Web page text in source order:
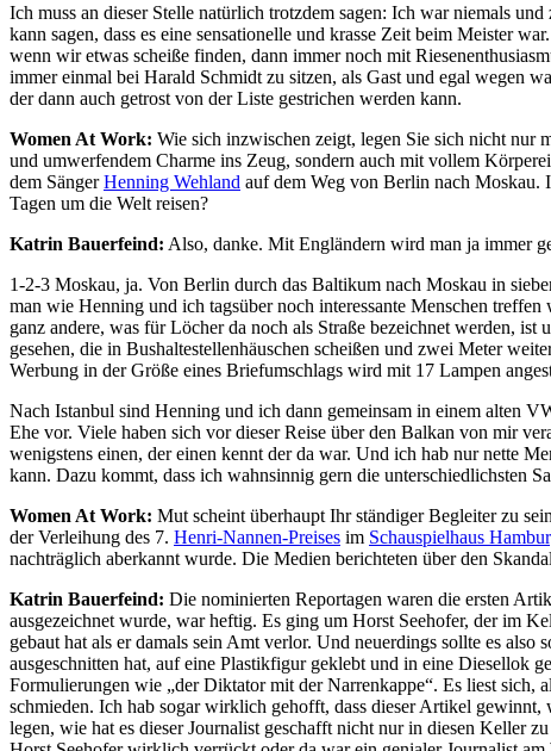
Ich muss an dieser Stelle natürlich trotzdem sagen: Ich war niemals
kann sagen, dass es eine sensationelle und krasse Zeit beim Meister
wenn wir etwas scheiße finden, dann immer noch mit
immer einmal bei Harald Schmidt zu sitzen, als Gast und egal wegen
der dann auch getrost von der Liste gestrichen werden kann.
Women At Work: Wie sich inzwischen zeigt, legen Sie sich nicht nur
und umwerfendem Charme ins Zeug, sondern auch mit vollem
dem SängerHenning Wehland auf dem Weg von Berlin nach Moskau.
Tagen um die Welt reisen?
Katrin Bauerfeind: Also, danke. Mit Engländern wird man ja immer
1-2-3 Moskau, ja. Von Berlin durch das Baltikum nach Moskau in
man wie Henning und ich tagsüber noch interessante Menschen
ganz andere, was für Löcher da noch als Straße bezeichnet werden,
gesehen, die in Bushaltestellenhäuschen scheißen und zwei Meter
Werbung in der Größe eines Briefumschlags wird mit 17 Lampen
Nach Istanbul sind Henning und ich dann gemeinsam in einem alten
Ehe vor. Viele haben sich vor dieser Reise über den Balkan von mir
wenigstens einen, der einen kennt der da war. Und ich hab nur nette
kann. Dazu kommt, dass ich wahnsinnig gern die unterschiedlichsten
Women At Work: Mut scheint überhaupt Ihr ständiger Begleiter zu
der Verleihung des 7. Henri-Nannen-Preises im Schauspielhaus
nachträglich aberkannt wurde. Die Medien berichteten über den
Katrin Bauerfeind: Die nominierten Reportagen waren die ersten
ausgezeichnet wurde, war heftig. Es ging um Horst Seehofer, der im
gebaut hat als er damals sein Amt verlor. Und neuerdings sollte es
ausgeschnitten hat, auf eine Plastikfigur geklebt und in eine Diesellok
Formulierungen wie „der Diktator mit der Narrenkappe“. Es liest sich,
schmieden. Ich hab sogar wirklich gehofft, dass dieser Artikel gewinnt,
legen, wie hat es dieser Journalist geschafft nicht nur in diesen Keller